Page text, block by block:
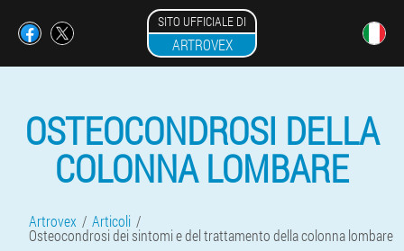
SITO UFFICIALE DI
ARTROVEX
OSTEOCONDROSI DELLA
COLONNA LOMBARE
Artrovex Articoli
Osteocondrosi dei sintomi e del trattamento della colonna lombare